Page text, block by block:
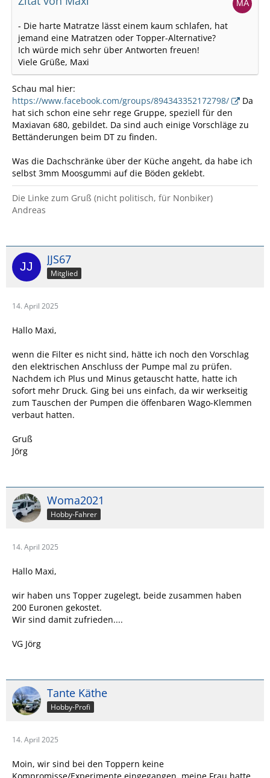
- Die harte Matratze lässt einem kaum schlafen, hat
jemand eine Matratzen oder Topper-Alternative?
Ich würde mich sehr über Antworten freuen!
Viele Grüße, Maxi
Schau mal hier:
https://www.facebook.com/groups/894343352172798/
Da
hat sich schon eine sehr rege Gruppe, speziell für den
Maxiavan 680, gebildet. Da sind auch einige Vorschläge zu
Bettänderungen beim DT zu finden.
Was die Dachschränke über der Küche angeht, da habe ich
selbst 3mm Moosgummi auf die Böden geklebt.
Die Linke zum Gruß (nicht politisch, für Nonbiker)
Andreas
JJS67
Mitglied
14. April 2025
Hallo Maxi,
wenn die Filter es nicht sind, hätte ich noch den Vorschlag
den elektrischen Anschluss der Pumpe mal zu prüfen.
Nachdem ich Plus und Minus getauscht hatte, hatte ich
sofort mehr Druck. Ging bei uns einfach, da wir werkseitig
zum Tauschen der Pumpen die öffenbaren Wago-Klemmen
verbaut hatten.
Gruß
Jörg
Woma2021
Hobby-Fahrer
14. April 2025
Hallo Maxi,
wir haben uns Topper zugelegt, beide zusammen haben
200 Euronen gekostet.
Wir sind damit zufrieden....
VG Jörg
Tante Käthe
Hobby-Profi
14. April 2025
Moin, wir sind bei den Toppern keine